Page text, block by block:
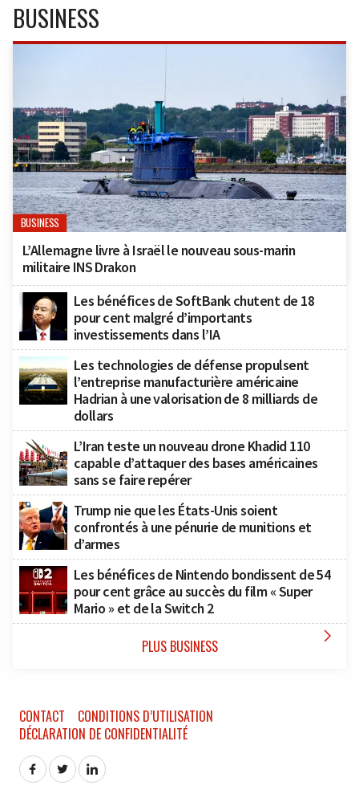
BUSINESS
BUSINESS
L’Allemagne livre à Israël le nouveau sous-marin
militaire INS Drakon
Les bénéfices de SoftBank chutent de 18
pour cent malgré d’importants
investissements dans l’IA
Les technologies de défense propulsent
l’entreprise manufacturière américaine
Hadrian à une valorisation de 8 milliards de
dollars
L’Iran teste un nouveau drone Khadid 110
capable d’attaquer des bases américaines
sans se faire repérer
Trump nie que les États-Unis soient
confrontés à une pénurie de munitions et
d’armes
Les bénéfices de Nintendo bondissent de 54
pour cent grâce au succès du film « Super
Mario » et de la Switch 2
PLUS BUSINESS 
CONTACT
CONDITIONS D’UTILISATION
DÉCLARATION DE CONFIDENTIALITÉ